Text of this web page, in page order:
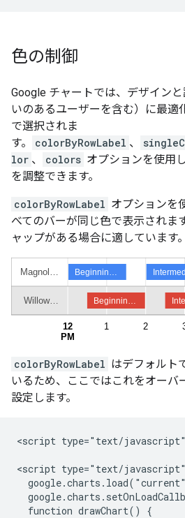
色の制御
Google チャートでは、デザイン
いのあるユーザーを含む）に最適
で選択されま
す。
colorByRowLabel 、
lor 、 colors オプションを使用
を調整できます。
colorByRowLabel オプションを
べてのバーが同じ色で表示されま
ャップがある場合に適しています。
colorByRowLabel はデフォルト
いるため、ここではこれをオーバ
設定します。
<script type="text/
<script type="text/
  function drawChart() {